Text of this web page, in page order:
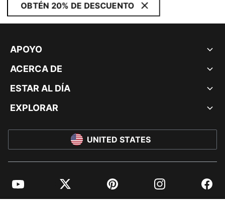
OBTÉN 20% DE DESCUENTO
APOYO
ACERCA DE
ESTAR AL DÍA
EXPLORAR
UNITED STATES
YouTube Twitter Pinterest Instagram